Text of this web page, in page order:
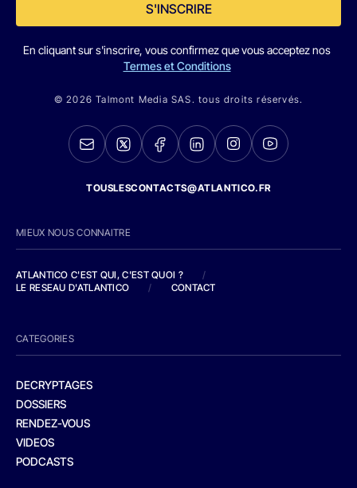
S'INSCRIRE
En cliquant sur s'inscrire, vous confirmez que vous acceptez nos
Termes et Conditions
© 2026 Talmont Media SAS. tous droits réservés.
TOUSLESCONTACTS@ATLANTICO.FR
MIEUX NOUS CONNAITRE
ATLANTICO C'EST QUI, C'EST QUOI ?
/
LE RESEAU D'ATLANTICO
/ CONTACT
CATEGORIES
DECRYPTAGES
DOSSIERS
RENDEZ-VOUS
VIDEOS
PODCASTS